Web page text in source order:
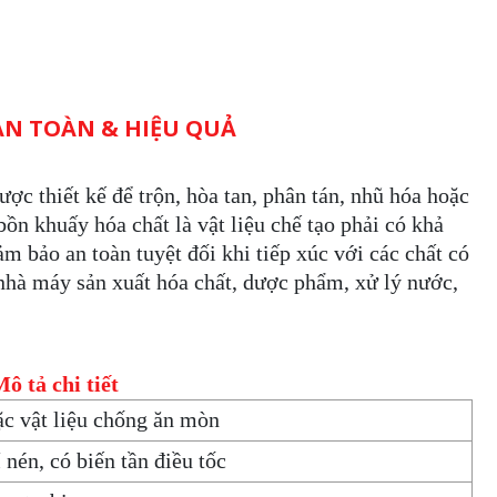
TOÀN & HIỆU QUẢ
thiết kế để trộn, hòa tan, phân tán, nhũ hóa hoặc
khuấy hóa chất là vật liệu chế tạo phải có khả
bảo an toàn tuyệt đối khi tiếp xúc với các chất có
máy sản xuất hóa chất, dược phẩm, xử lý nước,
tả chi tiết
vật liệu chống ăn mòn
có biến tần điều tốc